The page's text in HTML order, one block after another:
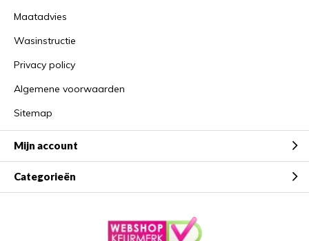
Maatadvies
Wasinstructie
Privacy policy
Algemene voorwaarden
Sitemap
Mijn account
Categorieën